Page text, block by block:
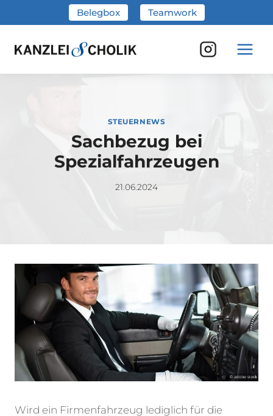
Inhalt
springen
Belegbox Teamwork
STEUERNEWS
Sachbezug bei
Spezialfahrzeugen
21.06.2024
Wird ein Firmenfahrzeug lediglich für die